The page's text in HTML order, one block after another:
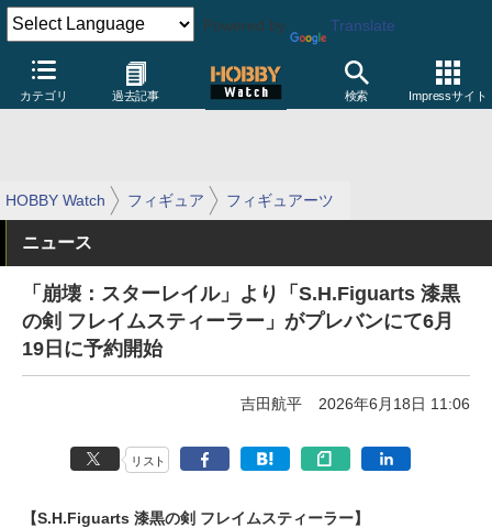
Powered by Translate
カテゴリ 過去記事 検索 Impressサイト
HOBBY Watch フィギュア フィギュアーツ
ニュース
「崩壊：スターレイル」より「S.H.Figuarts 漆黒
の剣 フレイムスティーラー」がプレバンにて6月
19日に予約開始
吉田航平 2026年6月18日 11:06
リスト
【S.H.Figuarts 漆黒の剣 フレイムスティーラー】